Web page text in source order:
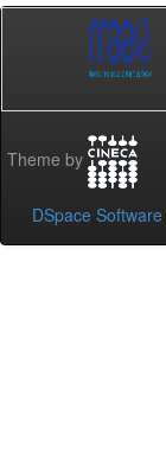
Theme by
DSpace Software